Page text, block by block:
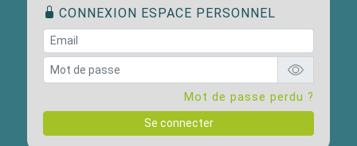
CONNEXION ESPACE PERSONNEL
Mot de passe perdu ?
Se connecter